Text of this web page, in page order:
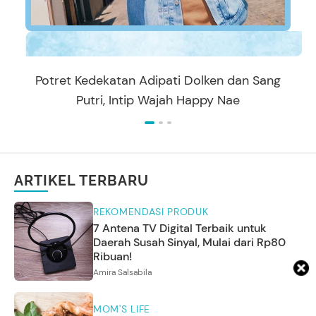
Potret Kedekatan Adipati Dolken dan Sang
Putri, Intip Wajah Happy Nae
ARTIKEL TERBARU
REKOMENDASI PRODUK
7 Antena TV Digital Terbaik untuk
Daerah Susah Sinyal, Mulai dari Rp80
Ribuan!
Amira Salsabila
MOM'S LIFE